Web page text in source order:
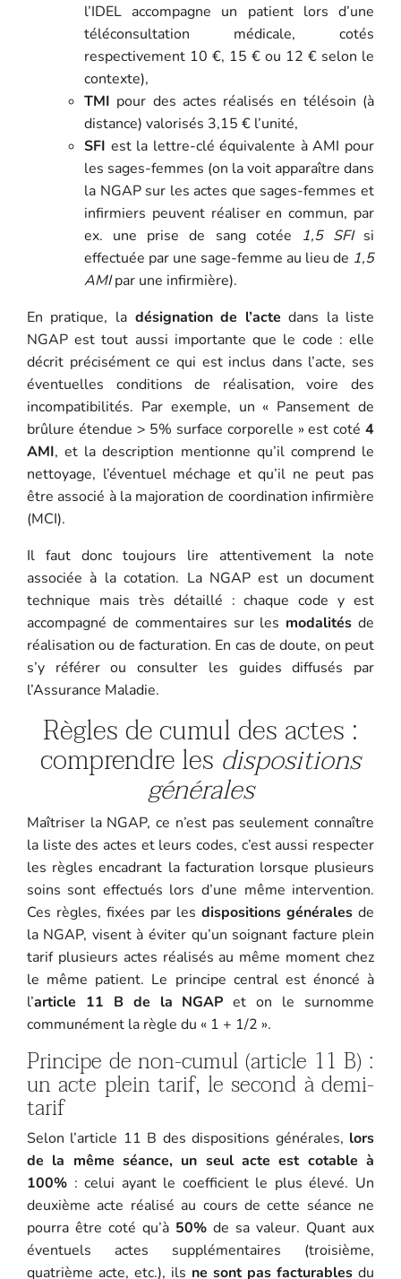
l’IDEL accompagne un patient lors d’une
téléconsultation médicale, cotés
respectivement 10 €, 15 € ou 12 € selon le
contexte),
TMI pour des actes réalisés en télésoin (à
distance) valorisés 3,15 € l’unité,
SFI est la lettre-clé équivalente à AMI pour
les sages-femmes (on la voit apparaître dans
la NGAP sur les actes que sages-femmes et
infirmiers peuvent réaliser en commun, par
ex. une prise de sang cotée
1,5 SFIsi
effectuée par une sage-femme au lieu de 1,5
AMIpar une infirmière).
En pratique, la désignation de l’acte dans la liste
NGAP est tout aussi importante que le code : elle
décrit précisément ce qui est inclus dans l’acte, ses
éventuelles conditions de réalisation, voire des
incompatibilités. Par exemple, un « Pansement de
brûlure étendue > 5% surface corporelle » est coté4
AMI, et la description mentionne qu’il comprend le
nettoyage, l’éventuel méchage et qu’il ne peut pas
être associé à la majoration de coordination infirmière
(MCI).
Il faut donc toujours lire attentivement la note
associée à la cotation. La NGAP est un document
technique mais très détaillé : chaque code y est
accompagné de commentaires sur les modalités de
réalisation ou de facturation. En cas de doute, on peut
s’y référer ou consulter les guides diffusés par
l’Assurance Maladie.
Règles de cumul des actes :
comprendre les dispositions
générales
Maîtriser la NGAP, ce n’est pas seulement connaître
la liste des actes et leurs codes, c’est aussi respecter
les règles encadrant la facturation lorsque plusieurs
soins sont effectués lors d’une même intervention.
Ces règles, fixées par lesdispositions générales de
la NGAP, visent à éviter qu’un soignant facture plein
tarif plusieurs actes réalisés au même moment chez
le même patient. Le principe central est énoncé à
l’article 11 B de la NGAP et on le surnomme
communément la règle du « 1 + 1/2 ».
Principe de non-cumul (article 11 B) :
un acte plein tarif, le second à demi-
tarif
Selon l’article 11 B des dispositions générales, lors
de la même séance, un seul acte est cotable à
100%: celui ayant le coefficient le plus élevé. Un
deuxième acte réalisé au cours de cette séance ne
pourra être coté qu’à 50% de sa valeur. Quant aux
éventuels actes supplémentaires (troisième,
quatrième acte, etc.), ils ne sont pas facturables du